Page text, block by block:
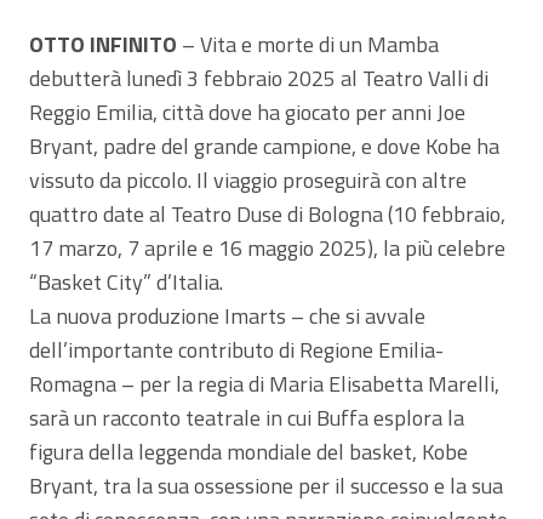
OTTO INFINITO – Vita e morte di un Mamba
debutterà lunedì 3 febbraio 2025 al Teatro Valli di
Reggio Emilia, città dove ha giocato per anni Joe
Bryant, padre del grande campione, e dove Kobe ha
vissuto da piccolo. Il viaggio proseguirà con altre
quattro date al Teatro Duse di Bologna (10 febbraio,
17 marzo, 7 aprile e 16 maggio 2025), la più celebre
“Basket City” d’Italia.
La nuova produzione Imarts – che si avvale
dell’importante contributo di Regione Emilia-
Romagna – per la regia di Maria Elisabetta Marelli,
sarà un racconto teatrale in cui Buffa esplora la
figura della leggenda mondiale del basket, Kobe
Bryant, tra la sua ossessione per il successo e la sua